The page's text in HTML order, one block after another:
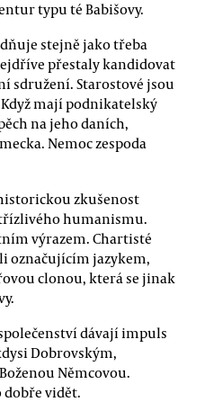
typu té Babišovy.
stejně jako třeba
přestaly kandidovat
sdružení. Starostové jsou
mají podnikatelský
na jeho daních,
Nemoc zespoda
zkušenost
humanismu.
výrazem. Chartisté
označujícím jazykem,
clonou, která se jinak
dávají impuls
Dobrovským,
Němcovou.
vidět.